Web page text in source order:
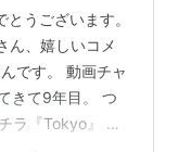
うございます。
ん、嬉しいコメ
です。 動画チャ
きて9年目。 つ
ラ『Tokyo』 イ